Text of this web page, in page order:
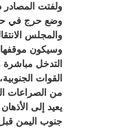
ولفتت
وضع حرج في
والمجلس
وسيكون
التدخل
القوات
من الصراعات
يعيد إلى
جنوب اليمن قبل